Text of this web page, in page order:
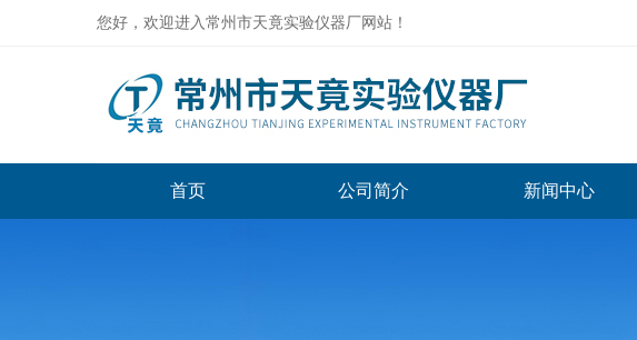
您好，欢迎进入常州市天竟实验仪器厂网站！
首页 公司简介 新闻中心